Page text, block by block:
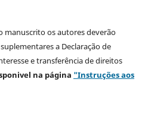
manuscrito os autores deverão
a Declaração de
e transferência de direitos
na página "Instruções aos